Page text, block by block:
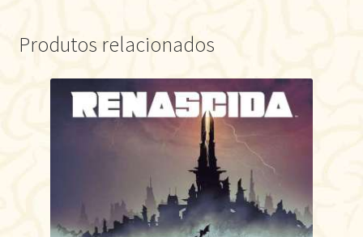
Produtos relacionados